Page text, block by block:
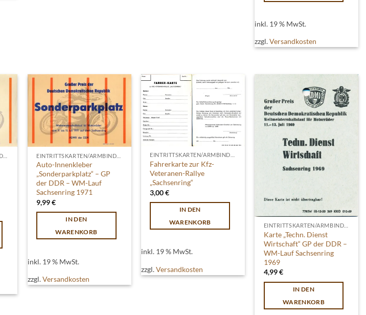
inkl. 19 % MwSt.
zzgl.Versandkosten
Auto-Innenkleber
„Sonderparkplatz“ – GP
der DDR – WM-Lauf
Sachsenring 1971
9,99€
IN DEN
WARENKORB
inkl. 19 % MwSt.
zzgl.Versandkosten
Fahrerkarte zur Kfz-
Veteranen-Rallye
„Sachsenring“
3,00€
IN DEN
WARENKORB
inkl. 19 % MwSt.
zzgl.Versandkosten
Karte „Techn. Dienst
Wirtschaft“ GP der DDR –
WM-Lauf Sachsenring
1969
4,99€
IN DEN
WARENKORB